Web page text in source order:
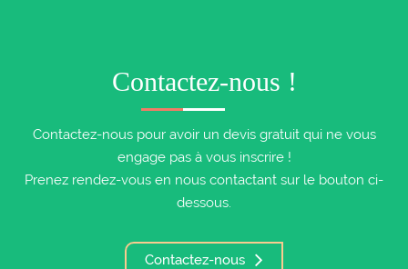
Contactez-nous !
Contactez-nous pour avoir un devis gratuit qui ne vous
engage pas à vous inscrire !
Prenez rendez-vous en nous contactant sur le bouton ci-
dessous.
Contactez-nous